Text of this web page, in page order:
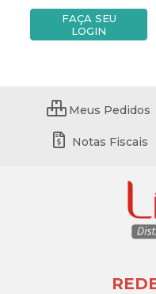
FAÇA SEU
LOGIN
Meus Pedidos
Notas Fiscais